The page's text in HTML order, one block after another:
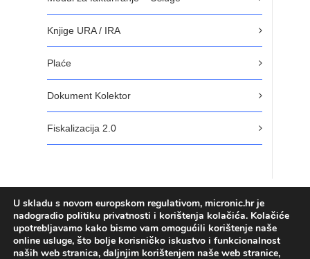
Knjige URA / IRA
Plaće
Dokument Kolektor
Fiskalizacija 2.0
U skladu s novom europskom regulativom, micronic.hr je
nadogradio politiku privatnosti i korištenja kolačića. Kolačiće
upotrebljavamo kako bismo vam omogućili korištenje naše
online usluge, što bolje korisničko iskustvo i funkcionalnost
naših web stranica, daljnjim korištenjem naše web stranice,